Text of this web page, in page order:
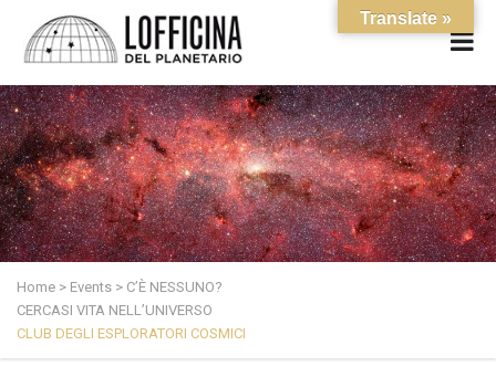
Home > Events > C’È NESSUNO?
CERCASI VITA NELL’UNIVERSO
CLUB DEGLI ESPLORATORI COSMICI
Translate »